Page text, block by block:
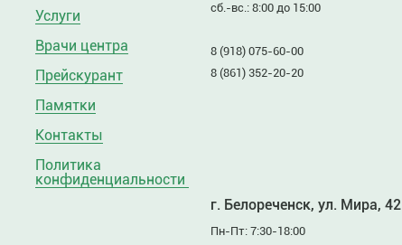
Услуги
Врачи центра
Прейскурант
Памятки
Контакты
Политика
конфиденциальности
сб.-вс.: 8:00 до 15:00
8 (918) 075-60-00
8 (861) 352-20-20
г. Белореченск, ул. Мира, 42
Пн-Пт: 7:30-18:00